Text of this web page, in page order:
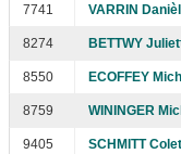
7741 VARRIN
8274 BETTWY
8550 ECOFFEY
8759 WININGER
9405 SCHMITT